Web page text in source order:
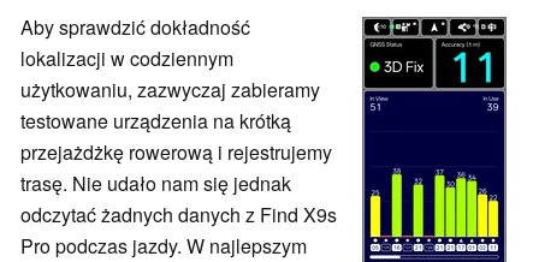
Aby sprawdzić dokładność
lokalizacji w codziennym
użytkowaniu, zazwyczaj zabieramy
testowane urządzenia na krótką
przejażdżkę rowerową i rejestrujemy
trasę. Nie udało nam się jednak
odczytać żadnych danych z Find X9s
Pro podczas jazdy. W najlepszym